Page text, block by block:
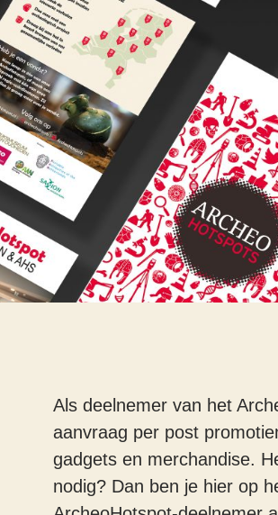
Als deelnemer van het
aanvraag per post
gadgets en merchandise.
nodig? Dan ben je hier op